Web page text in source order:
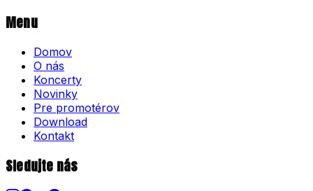
Menu
Domov
O nás
Koncerty
Novinky
Pre promotérov
Download
Kontakt
Sledujte nás